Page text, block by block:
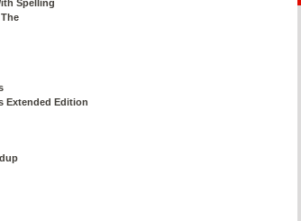
Spelling
Extended Edition